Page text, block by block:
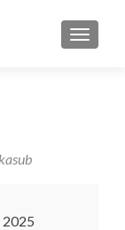
2025